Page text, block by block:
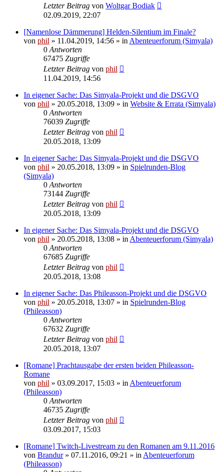
Letzter Beitrag von Woltgar Bodiak
02.09.2019, 22:07
[Namenlose Dämmerung] Helden-Silentium im Finale?
von phil » 11.04.2019, 14:56 » in Abenteuerforum (Simyala)
0 Antworten
67475 Zugriffe
Letzter Beitrag von phil
11.04.2019, 14:56
In eigener Sache: Das Simyala-Projekt und die DSGVO
von phil » 20.05.2018, 13:09 » in Website & Errata (Simyala)
0 Antworten
76039 Zugriffe
Letzter Beitrag von phil
20.05.2018, 13:09
In eigener Sache: Das Simyala-Projekt und die DSGVO
von phil » 20.05.2018, 13:09 » in Spielrunden-Blog
(Simyala)
0 Antworten
73144 Zugriffe
Letzter Beitrag von phil
20.05.2018, 13:09
In eigener Sache: Das Simyala-Projekt und die DSGVO
von phil » 20.05.2018, 13:08 » in Abenteuerforum (Simyala)
0 Antworten
67685 Zugriffe
Letzter Beitrag von phil
20.05.2018, 13:08
In eigener Sache: Das Phileasson-Projekt und die DSGVO
von phil » 20.05.2018, 13:07 » in Spielrunden-Blog
(Phileasson)
0 Antworten
67632 Zugriffe
Letzter Beitrag von phil
20.05.2018, 13:07
[Romane] Prachtausgabe der ersten beiden Phileasson-
Romane
von phil » 03.09.2017, 15:03 » in Abenteuerforum
(Phileasson)
0 Antworten
46735 Zugriffe
Letzter Beitrag von phil
03.09.2017, 15:03
[Romane] Twitch-Livestream zu den Romanen am 9.11.2016
von Brandur» 07.11.2016, 09:21 » in Abenteuerforum
(Phileasson)